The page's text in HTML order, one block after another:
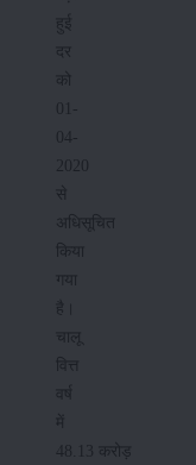
हुई
दर
को
01-
04-
2020
से
अधिसूचित
किया
गया
है।
चालू
वित्त
वर्ष
में
48.13 करोड़